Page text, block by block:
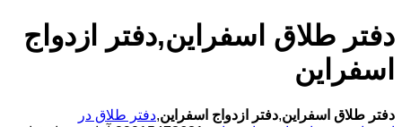
دفتر طلاق اسفراین,دفتر ازدواج
اسفراین
دفتر طلاق اسفراین,دفتر ازدواج اسفراین,دفتر طلاق در